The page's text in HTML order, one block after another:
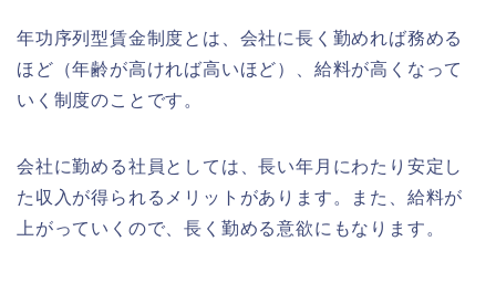
年功序列型賃金制度とは、会社に長く勤めれば務める
ほど（年齢が高ければ高いほど）、給料が高くなって
いく制度のことです。
会社に勤める社員としては、長い年月にわたり安定し
た収入が得られるメリットがあります。また、給料が
上がっていくので、長く勤める意欲にもなります。